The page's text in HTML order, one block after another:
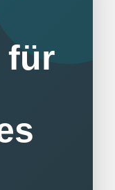
für